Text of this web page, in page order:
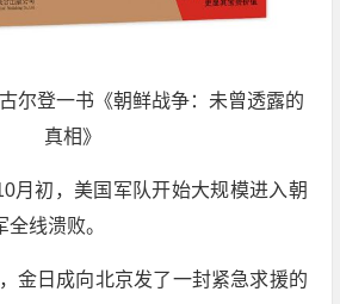
尔登一书《朝鲜战争：未曾透露的
真相》
月初，美国军队开始大规模进入朝
线溃败。
金日成向北京发了一封紧急求援的